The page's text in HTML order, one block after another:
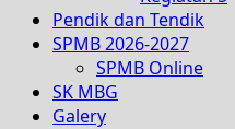
Pendik dan Tendik
SPMB 2026-2027
SPMB Online
SK MBG
Galery